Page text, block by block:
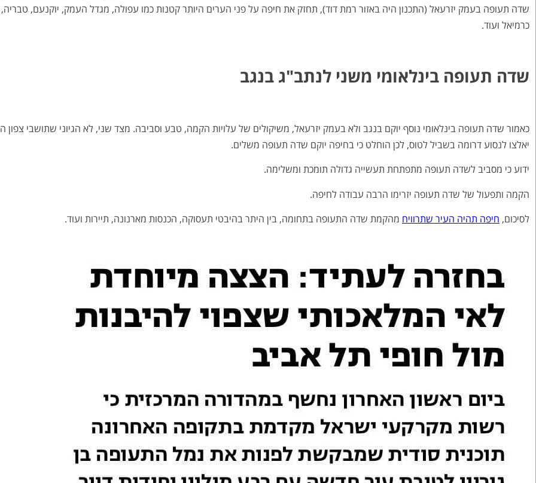
שדה תעופה בעמק יזרעאל (התכנון היה באזור רמת דוד), תחזק את חיפה על פני הערים היותר קטנות כמו עפולה, מגדל העמק, יוקנעם,
כרמיאל ועוד.
שדה תעופה בינלאומי משני לנתב"ג בנגב
כאמור שדה תעופה בינלאומי נוסף יוקם בנגב ולא בעמק יזרעאל, משיקולים של עלויות הקמה, טבע וסביבה. מצד שני, לא הגיוני שתושבי צפון
יאלצו לנסוע דרומה בשביל לטוס, לכן הוחלט כי בחיפה יוקם שדה תעופה משלים.
ידוע כי מסביב לשדה תעופה מתפתחת תעשייה גדולה תומכת ומשלימה.
הקמה ותפעול של שדה תעופה יזרימו הרבה עבודה לחיפה.
לסיכום, חיפה תהיה העיר שתרוויח מהקמת שדה התעופה בתחומה, בין היתר בהיבטי תעסוקה, הכנסות מארנונה, תיירות ועוד.